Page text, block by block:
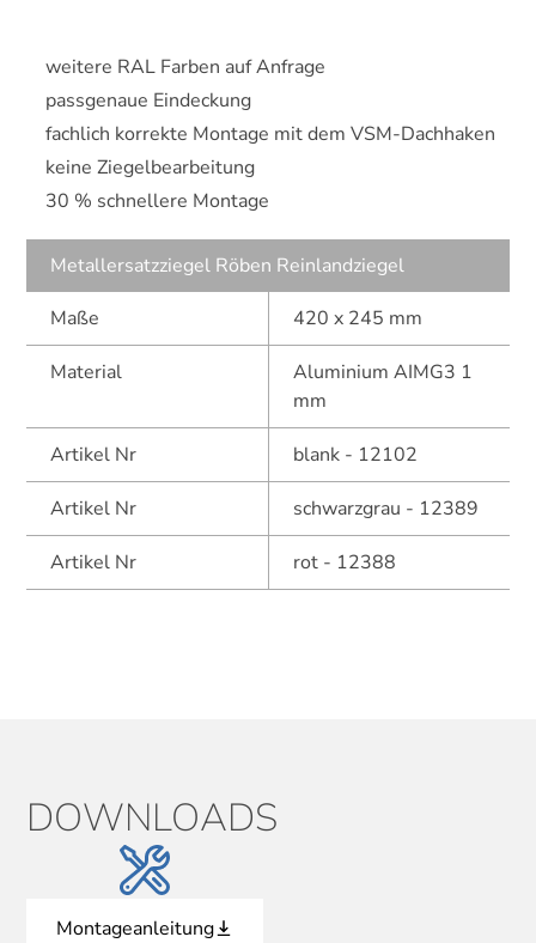
weitere RAL Farben auf Anfrage
passgenaue Eindeckung
fachlich korrekte Montage mit dem VSM-Dachhaken
keine Ziegelbearbeitung
30 % schnellere Montage
Metallersatzziegel Röben Reinlandziegel
Maße
420 x 245 mm
Material
Aluminium AIMG3 1
mm
Artikel Nr blank - 12102
Artikel Nr schwarzgrau - 12389
Artikel Nr rot - 12388
DOWNLOADS
Montageanleitung